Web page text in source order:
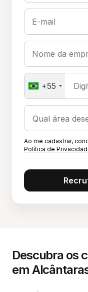
E-mail
Nome da
+55
Ao me cadastrar,
Política de
Descubra os
em